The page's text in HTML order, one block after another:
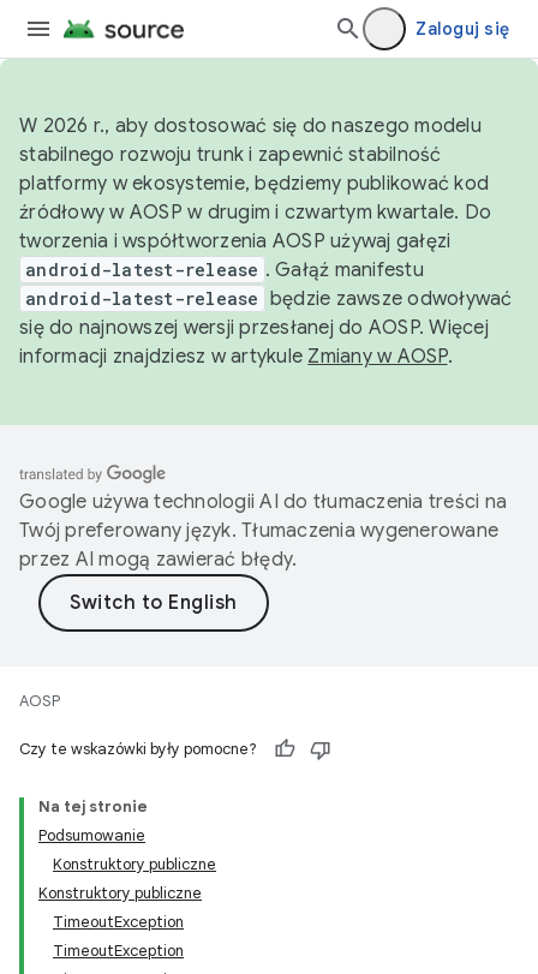
Zaloguj się
W 2026 r., aby dostosować się do naszego modelu
stabilnego rozwoju trunk i zapewnić stabilność
platformy w ekosystemie, będziemy publikować kod
źródłowy w AOSP w drugim i czwartym kwartale. Do
tworzenia i współtworzenia AOSP używaj gałęzi
android-latest-release . Gałąź manifestu
android-latest-release będzie zawsze odwoływać
się do najnowszej wersji przesłanej do AOSP. Więcej
informacji znajdziesz w artykule Zmiany w AOSP.
Google używa technologii AI do tłumaczenia treści na
Twój preferowany język. Tłumaczenia wygenerowane
przez AI mogą zawierać błędy.
AOSP
Czy te wskazówki były pomocne?
Na tej stronie
Podsumowanie
Konstruktory publiczne
Konstruktory publiczne
TimeoutException
TimeoutException